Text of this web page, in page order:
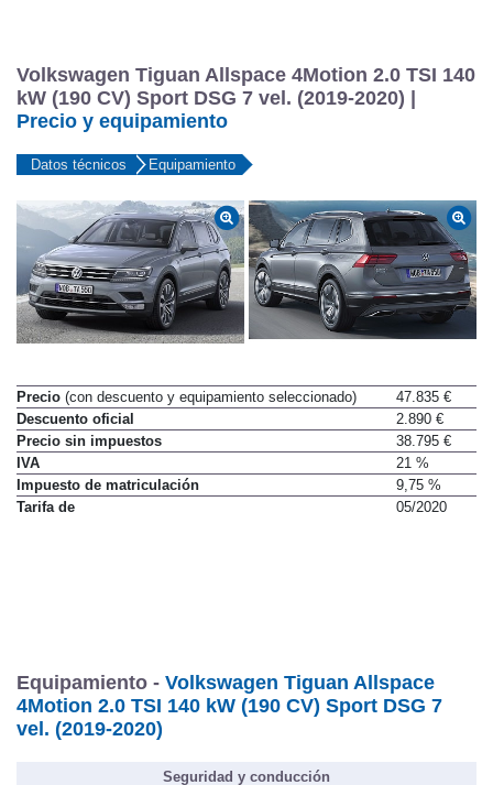
Volkswagen Tiguan Allspace 4Motion 2.0 TSI 140
kW (190 CV) Sport DSG 7 vel. (2019-2020) |
Precio y equipamiento
Precio(con descuento y equipamiento seleccionado)
47.835 €
Descuento oficial
2.890 €
Precio sin impuestos
38.795 €
IVA
21 %
Impuesto de matriculación
9,75 %
Equipamiento - Volkswagen Tiguan Allspace
4Motion 2.0 TSI 140 kW (190 CV) Sport DSG 7
vel. (2019-2020)